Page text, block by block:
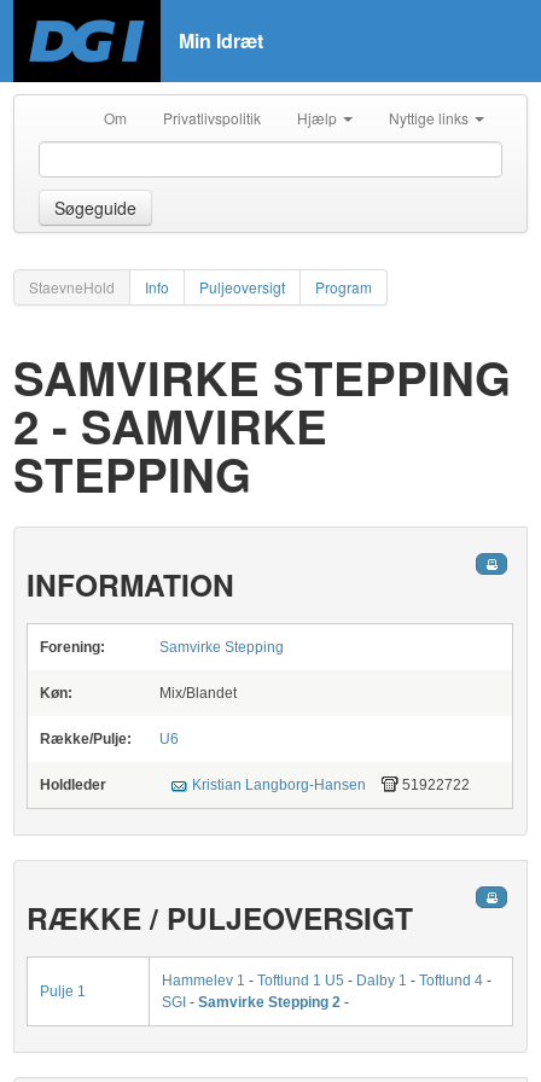
Min Idræt
Om Privatlivspolitik Hjælp Nyttige links
Søgeguide
StaevneHold Info Puljeoversigt Program
SAMVIRKE STEPPING
2 - SAMVIRKE
STEPPING
INFORMATION
Forening: Samvirke Stepping
Køn: Mix/Blandet
Række/Pulje: U6
Holdleder Kristian Langborg-Hansen 51922722
RÆKKE / PULJEOVERSIGT
Pulje 1
Hammelev 1 -Toftlund 1 U5 - Dalby 1 -Toftlund 4 -
SGI -Samvirke Stepping 2 -